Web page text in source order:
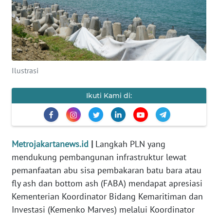
Ilustrasi
Ikuti Kami di:
Metrojakartanews.id | Langkah PLN yang
mendukung pembangunan infrastruktur lewat
pemanfaatan abu sisa pembakaran batu bara atau
fly ash dan bottom ash (FABA) mendapat apresiasi
Kementerian Koordinator Bidang Kemaritiman dan
Investasi (Kemenko Marves) melalui Koordinator
BERITA
KONTAK
KAMI
INFO
TENTANG
PEDOMAN
MEDIA
SIBER
REDAKSI
KARIR